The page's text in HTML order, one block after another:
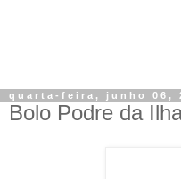
quarta-feira, junho 06,
Bolo Podre da